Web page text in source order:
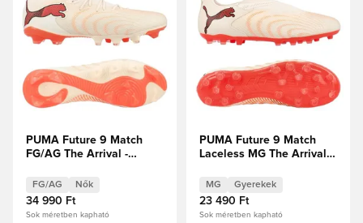
PUMA Future 9 Match
FG/AG The Arrival -
Fehér/Ultra Red/PUMA
Fekete Női
FG/AG Nők
34 990 Ft
Sok méretben kapható
PUMA Future 9 Match
Laceless MG The Arrival -
Fehér/Ultra Red/PUMA
Fekete Gyerek
MG Gyerekek
23 490 Ft
Sok méretben kapható